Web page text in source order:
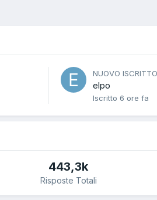
NUOVO ISCRITTO
elpo
Iscritto 6 ore fa
443,3k
Risposte Totali